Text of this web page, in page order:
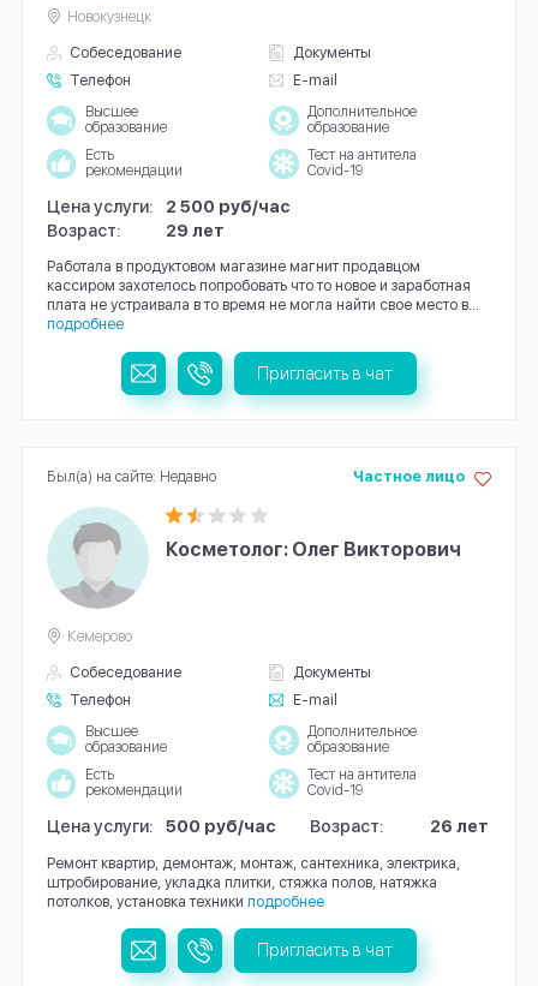
Собеседование
Документы
Телефон
E-mail
Новокузнецк
Высшее
образование
Дополнительное
образование
Есть
рекомендации
Тест на антитела
Covid-19
Цена услуги:
2 500 руб/час
Возраст:
29 лет
Работала в продуктовом магазине магнит продавцом
кассиром захотелось попробовать что то новое и заработная
плата не устраивала в то время не могла найти свое место в...
подробнее
Пригласить в чат
Косметолог: Олег Викторович
Собеседование
Документы
Телефон
E-mail
Частное лицо
Кемерово
Высшее
образование
Дополнительное
образование
Есть
рекомендации
Тест на антитела
Covid-19
Цена услуги: 500 руб/час Возраст: 26 лет
Ремонт квартир, демонтаж, монтаж, сантехника, электрика,
штробирование, укладка плитки, стяжка полов, натяжка
потолков, установка техники подробнее
Был(а) на сайте: Недавно
Пригласить в чат